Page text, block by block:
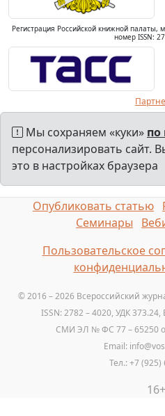
Регистрация Российской книжной
номер ISSN:
Мы сохраняем «куки» по
персонализировать сайт.
это в настройках браузера
Опубликовать статью
Семинары
Пользовательское
© 2016 – 2026 Всероссийский
ISSN: 2782 – 4020, УДК
СМИ ЭЛ № ФС 77 – 65250
Email:
Тел.: +7 (925)
16+